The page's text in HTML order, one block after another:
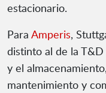
estacionario.
Para Amperis,
distinto al de la
y el
mantenimiento y